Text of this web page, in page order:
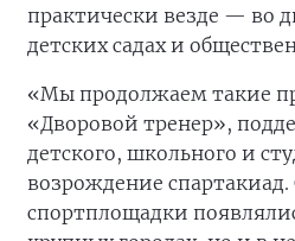
практически везде — во
детских садах и
«Мы продолжаем такие
«Дворовой тренер»,
детского, школьного и
возрождение
спортплощадки